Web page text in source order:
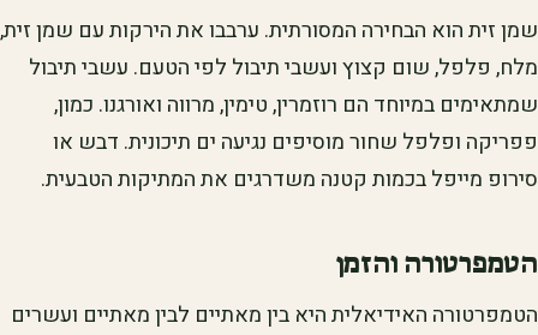
שמן זית הוא הבחירה המסורתית. ערבבו את הירקות עם שמן זית,
מלח, פלפל, שום קצוץ ועשבי תיבול לפי הטעם. עשבי תיבול
שמתאימים במיוחד הם רוזמרין, טימין, מרווה ואורגנו. כמון,
פפריקה ופלפל שחור מוסיפים נגיעה ים תיכונית. דבש או
סירופ מייפל בכמות קטנה משדרגים את המתיקות הטבעית.
הטמפרטורה והזמן
הטמפרטורה האידיאלית היא בין מאתיים לבין מאתיים ועשרים